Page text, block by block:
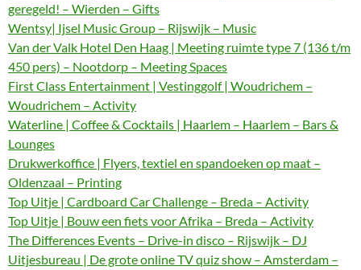
geregeld! – Wierden – Gifts
Wentsy| Ijsel Music Group – Rijswijk – Music
Van der Valk Hotel Den Haag | Meeting ruimte type 7 (136 t/m
450 pers) – Nootdorp – Meeting Spaces
First Class Entertainment | Vestinggolf | Woudrichem –
Woudrichem – Activity
Waterline | Coffee & Cocktails | Haarlem – Haarlem – Bars &
Lounges
Drukwerkoffice | Flyers, textiel en spandoeken op maat –
Oldenzaal – Printing
Top Uitje | Cardboard Car Challenge – Breda – Activity
Top Uitje | Bouw een fiets voor Afrika – Breda – Activity
The Differences Events – Drive-in disco – Rijswijk – DJ
Uitjesbureau | De grote online TV quiz show – Amsterdam –